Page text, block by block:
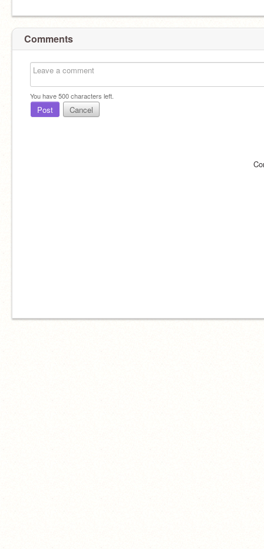
Comments
You have500characters left.
Post Cancel